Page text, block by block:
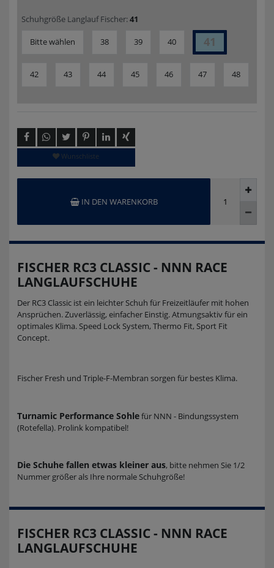
Schuhgröße Langlauf Fischer:41
Bitte wählen 38 39 40 41
42 43 44 45 46 47 48
Wunschliste
IN DEN WARENKORB
FISCHER RC3 CLASSIC - NNN RACE
LANGLAUFSCHUHE
Der RC3 Classic ist ein leichter Schuh für Freizeitläufer mit hohen
Ansprüchen. Zuverlässig, einfacher Einstig. Atmungsaktiv für ein
optimales Klima. Speed Lock System, Thermo Fit, Sport Fit
Concept.
Fischer Fresh und Triple-F-Membran sorgen für bestes Klima.
Turnamic Performance Sohlefür NNN - Bindungssystem
(Rotefella). Prolink kompatibel!
Die Schuhe fallen etwas kleiner aus, bitte nehmen Sie 1/2
Nummer größer als Ihre normale Schuhgröße!
FISCHER RC3 CLASSIC - NNN RACE
LANGLAUFSCHUHE